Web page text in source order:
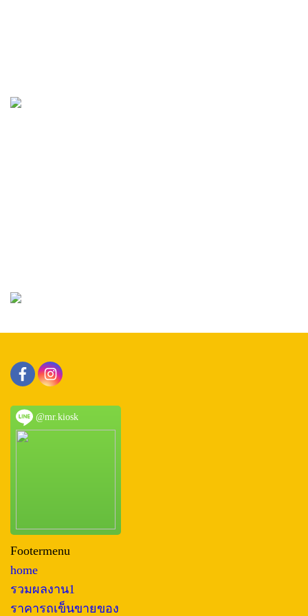
@mr.kiosk
Footermenu
home
รวมผลงาน1
ราคารถเข็นขายของ